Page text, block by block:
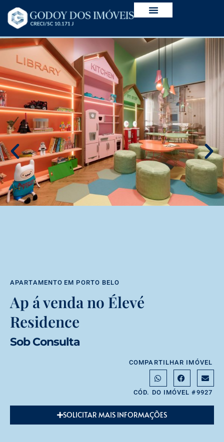
APARTAMENTO EM PORTO BELO
Ap á venda no Élevé
Residence
Sob Consulta
COMPARTILHAR IMÓVEL
CÓD. DO IMÓVEL #9927
SOLICITAR MAIS INFORMAÇÕES